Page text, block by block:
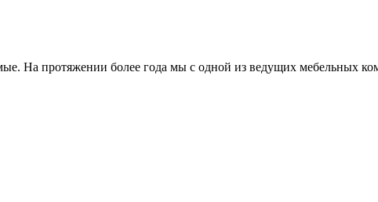
На протяжении более года мы с одной из ведущих мебельных